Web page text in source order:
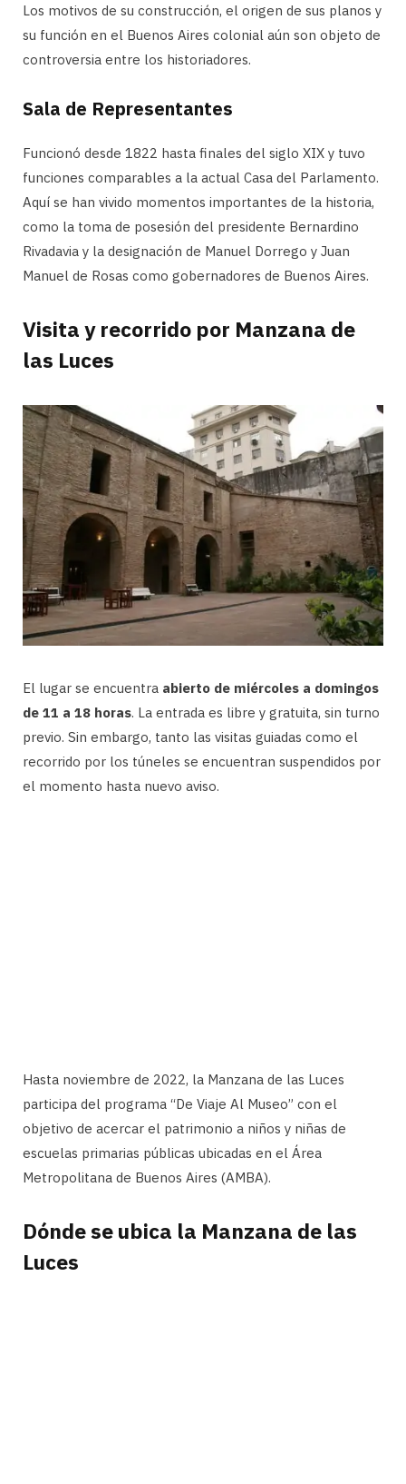
Los motivos de su construcción, el origen de sus planos y
su función en el Buenos Aires colonial aún son objeto de
controversia entre los historiadores.
Sala de Representantes
Funcionó desde 1822 hasta finales del siglo XIX y tuvo
funciones comparables a la actual Casa del Parlamento.
Aquí se han vivido momentos importantes de la historia,
como la toma de posesión del presidente Bernardino
Rivadavia y la designación de Manuel Dorrego y Juan
Manuel de Rosas como gobernadores de Buenos Aires.
Visita y recorrido por Manzana de
las Luces
El lugar se encuentra abierto de miércoles a domingos
de 11 a 18 horas. La entrada es libre y gratuita, sin turno
previo. Sin embargo, tanto las visitas guiadas como el
recorrido por los túneles se encuentran suspendidos por
el momento hasta nuevo aviso.
Hasta noviembre de 2022, la Manzana de las Luces
participa del programa “De Viaje Al Museo” con el
objetivo de acercar el patrimonio a niños y niñas de
escuelas primarias públicas ubicadas en el Área
Metropolitana de Buenos Aires (AMBA).
Dónde se ubica la Manzana de las
Luces